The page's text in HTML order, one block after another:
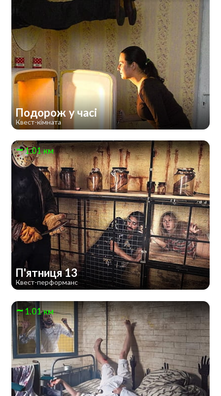
Подорож у часі
Квест-кімната
1.01 км
П'ятниця 13
Квест-перформанс
1.01 км